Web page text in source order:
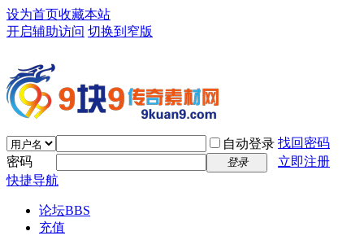
设为首页收藏本站
开启辅助访问 切换到窄版
自动登录 找回密码
密码
登录
立即注册
快捷导航
论坛BBS
充值